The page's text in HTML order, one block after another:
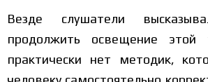
Везде слушатели
продолжить освещение
практически нет методик,